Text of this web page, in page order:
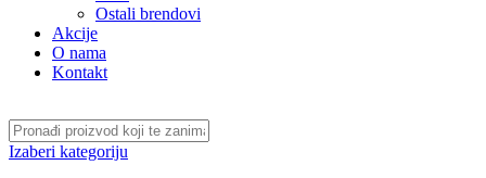
Ostali brendovi
Akcije
O nama
Kontakt
Izaberi kategoriju